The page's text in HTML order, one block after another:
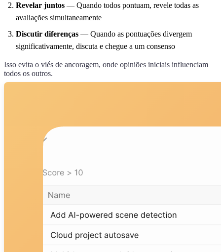
Revelar juntos — Quando todos pontuam, revele todas as
avaliações simultaneamente
Discutir diferenças — Quando as pontuações divergem
significativamente, discuta e chegue a um consenso
Isso evita o viés de ancoragem, onde opiniões iniciais influenciam
todos os outros.